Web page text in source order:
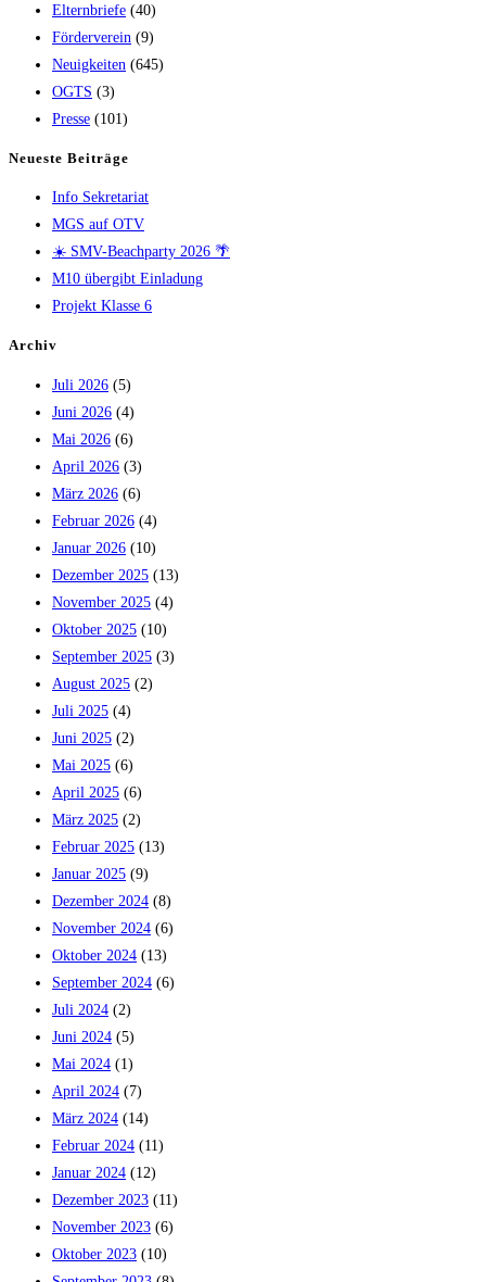
Elternbriefe (40)
Förderverein (9)
Neuigkeiten (645)
OGTS (3)
Presse (101)
Neueste Beiträge
Info Sekretariat
MGS auf OTV
☀️ SMV-Beachparty 2026 🌴
M10 übergibt Einladung
Projekt Klasse 6
Archiv
Juli 2026 (5)
Juni 2026 (4)
Mai 2026 (6)
April 2026 (3)
März 2026 (6)
Februar 2026 (4)
Januar 2026 (10)
Dezember 2025 (13)
November 2025 (4)
Oktober 2025 (10)
September 2025 (3)
August 2025 (2)
Juli 2025 (4)
Juni 2025 (2)
Mai 2025 (6)
April 2025 (6)
März 2025 (2)
Februar 2025 (13)
Januar 2025 (9)
Dezember 2024 (8)
November 2024 (6)
Oktober 2024 (13)
September 2024 (6)
Juli 2024 (2)
Juni 2024 (5)
Mai 2024 (1)
April 2024 (7)
März 2024 (14)
Februar 2024 (11)
Januar 2024 (12)
Dezember 2023 (11)
November 2023 (6)
Oktober 2023 (10)